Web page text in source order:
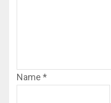
Name *